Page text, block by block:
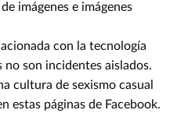
imágenes e imágenes
con la tecnología
no son incidentes aislados.
cultura de sexismo casual
estas páginas de Facebook.